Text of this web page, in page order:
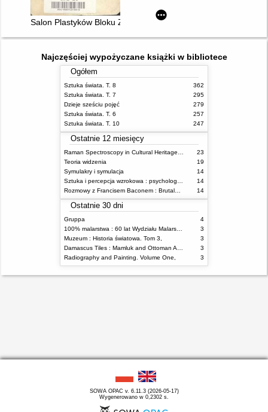
Salon Plastyków Bloku Z. A. P
Najczęściej wypożyczane książki w bibliotece
Ogółem
Sztuka świata. T. 8
362
Sztuka świata. T. 7
295
Dzieje sześciu pojęć
279
Sztuka świata. T. 6
257
Sztuka świata. T. 10
247
Ostatnie 12 miesięcy
23
Teoria widzenia
19
Symulakry i symulacja
14
14
14
Ostatnie 30 dni
Gruppa
4
3
Muzeum : Historia światowa. Tom 3,
3
3
Radiography and Painting. Volume One,
3
SOWA OPAC v. 6.11.3 (2026-05-17)
Wygenerowano w 0,2302 s.